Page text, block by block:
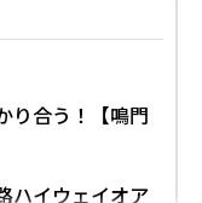
り合う！【鳴門
ハイウェイオア